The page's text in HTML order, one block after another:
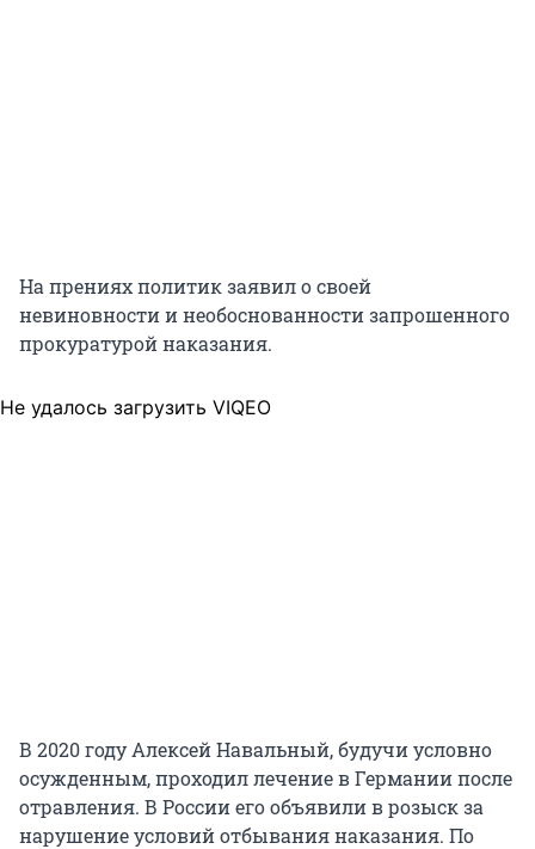
На прениях политик заявил о своей
невиновности и необоснованности запрошенного
прокуратурой наказания.
Не удалось загрузить VIQEO
В 2020 году Алексей Навальный, будучи условно
осужденным, проходил лечение в Германии после
отравления. В России его объявили в розыск за
нарушение условий отбывания наказания. По